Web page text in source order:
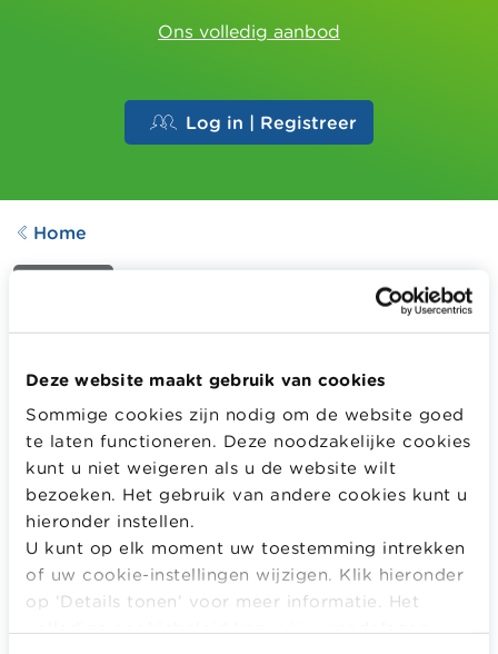
Deze website maakt gebruik van cookies
Sommige cookies zijn nodig om de website goed
te laten functioneren. Deze noodzakelijke cookies
kunt u niet weigeren als u de website wilt
bezoeken. Het gebruik van andere cookies kunt u
hieronder instellen.
U kunt op elk moment uw toestemming intrekken
of uw cookie-instellingen wijzigen. Klik hieronder
op ‘Details tonen’ voor meer informatie. Het
Ons volledig aanbod
Log in | Registreer
Home
Gepast betalen
1026 downloads
De leerlingen identificeren de juiste briefjes en
muntstukken en kunnen correct betalen.
Meer informatie
MELD JE AAN OF REGISTREER OM DIT LESMATERIAAL